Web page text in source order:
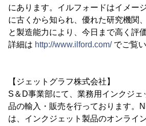
にあります。イルフォードはイメー
に古くから知られ、優れた研究機関
と製造能力により、今日まで高く評
詳細は http://www.ilford.com/でご覧い
【ジェットグラフ株式会社】
S＆D事業部にて、業務用インクジェ
品の輸入・販売を行っております。
は、インクジェット製品のオンライ